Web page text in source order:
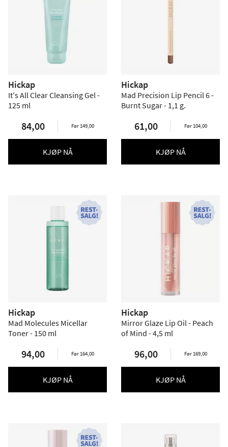
Hickap
It's All Clear Cleansing Gel -
125 ml
84,00 Før 149,00
KJØP NÅ
Hickap
Mad Precision Lip Pencil 6 -
Burnt Sugar - 1,1 g.
61,00 Før 104,00
KJØP NÅ
Hickap
Mad Molecules Micellar
Toner - 150 ml
94,00 Før 164,00
KJØP NÅ
Hickap
Mirror Glaze Lip Oil - Peach
of Mind - 4,5 ml
96,00 Før 169,00
KJØP NÅ